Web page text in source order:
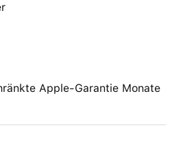
Apple-Garantie Monate